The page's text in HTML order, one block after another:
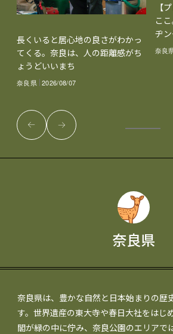
奈良県
奈良県は、豊かな自然と日本始まりの歴
す。世界遺産の東大寺や春日大社をはじ
閣が緑の中に佇み、奈良公園のエリアで
長くいると居心地の良さがわかっ
てくる。奈良は、人の距離感がち
ょうどいいまち
奈良県 2026/08/07
【
こ
ヂ
奈良